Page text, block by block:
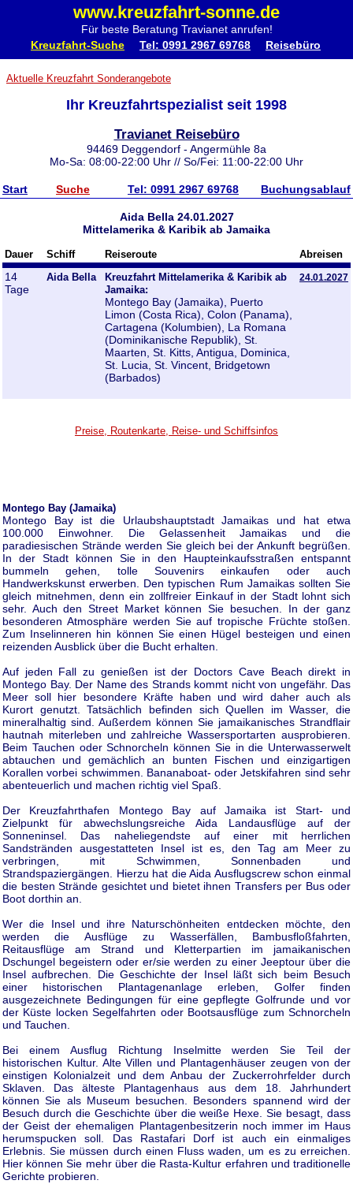
www.kreuzfahrt-sonne.de
Für beste Beratung Travianet anrufen!
Kreuzfahrt-Suche Tel: 0991 2967 69768 Reisebüro
Aktuelle Kreuzfahrt Sonderangebote
Ihr Kreuzfahrtspezialist seit 1998
Travianet Reisebüro
94469 Deggendorf - Angermühle 8a
Mo-Sa: 08:00-22:00 Uhr // So/Fei: 11:00-22:00 Uhr
Start Suche Tel: 0991 2967 69768 Buchungsablauf
Aida Bella 24.01.2027
Mittelamerika & Karibik ab Jamaika
Dauer Schiff Reiseroute Abreisen
14
Tage
Aida Bella
Kreuzfahrt Mittelamerika & Karibik ab
Jamaika:
Montego Bay (Jamaika), Puerto
Limon (Costa Rica), Colon (Panama),
Cartagena (Kolumbien), La Romana
(Dominikanische Republik), St.
Maarten, St. Kitts, Antigua, Dominica,
St. Lucia, St. Vincent, Bridgetown
(Barbados)
24.01.2027
Preise, Routenkarte, Reise- und Schiffsinfos
Montego Bay (Jamaika)
Montego Bay ist die Urlaubshauptstadt Jamaikas und hat etwa
100.000 Einwohner. Die Gelassenheit Jamaikas und die
paradiesischen Strände werden Sie gleich bei der Ankunft begrüßen.
In der Stadt können Sie in den Haupteinkaufsstraßen entspannt
bummeln gehen, tolle Souvenirs einkaufen oder auch
Handwerkskunst erwerben. Den typischen Rum Jamaikas sollten Sie
gleich mitnehmen, denn ein zollfreier Einkauf in der Stadt lohnt sich
sehr. Auch den Street Market können Sie besuchen. In der ganz
besonderen Atmosphäre werden Sie auf tropische Früchte stoßen.
Zum Inselinneren hin können Sie einen Hügel besteigen und einen
reizenden Ausblick über die Bucht erhalten.
Auf jeden Fall zu genießen ist der Doctors Cave Beach direkt in
Montego Bay. Der Name des Strands kommt nicht von ungefähr. Das
Meer soll hier besondere Kräfte haben und wird daher auch als
Kurort genutzt. Tatsächlich befinden sich Quellen im Wasser, die
mineralhaltig sind. Außerdem können Sie jamaikanisches Strandflair
hautnah miterleben und zahlreiche Wassersportarten ausprobieren.
Beim Tauchen oder Schnorcheln können Sie in die Unterwasserwelt
abtauchen und gemächlich an bunten Fischen und einzigartigen
Korallen vorbei schwimmen. Bananaboat- oder Jetskifahren sind sehr
abenteuerlich und machen richtig viel Spaß.
Der Kreuzfahrthafen Montego Bay auf Jamaika ist Start- und
Zielpunkt für abwechslungsreiche Aida Landausflüge auf der
Sonneninsel. Das naheliegendste auf einer mit herrlichen
Sandstränden ausgestatteten Insel ist es, den Tag am Meer zu
verbringen, mit Schwimmen, Sonnenbaden und
Strandspaziergängen. Hierzu hat die Aida Ausflugscrew schon einmal
die besten Strände gesichtet und bietet ihnen Transfers per Bus oder
Boot dorthin an.
Wer die Insel und ihre Naturschönheiten entdecken möchte, den
werden die Ausflüge zu Wasserfällen, Bambusfloßfahrten,
Reitausflüge am Strand und Kletterpartien im jamaikanischen
Dschungel begeistern oder er/sie werden zu einer Jeeptour über die
Insel aufbrechen. Die Geschichte der Insel läßt sich beim Besuch
einer historischen Plantagenanlage erleben, Golfer finden
ausgezeichnete Bedingungen für eine gepflegte Golfrunde und vor
der Küste locken Segelfahrten oder Bootsausflüge zum Schnorcheln
und Tauchen.
Bei einem Ausflug Richtung Inselmitte werden Sie Teil der
historischen Kultur. Alte Villen und Plantagenhäuser zeugen von der
einstigen Kolonialzeit und dem Anbau der Zuckerrohrfelder durch
Sklaven. Das älteste Plantagenhaus aus dem 18. Jahrhundert
können Sie als Museum besuchen. Besonders spannend wird der
Besuch durch die Geschichte über die weiße Hexe. Sie besagt, dass
der Geist der ehemaligen Plantagenbesitzerin noch immer im Haus
herumspucken soll. Das Rastafari Dorf ist auch ein einmaliges
Erlebnis. Sie müssen durch einen Fluss waden, um es zu erreichen.
Hier können Sie mehr über die Rasta-Kultur erfahren und traditionelle
Gerichte probieren.